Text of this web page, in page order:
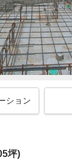
ション
坪)